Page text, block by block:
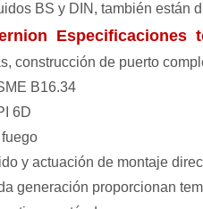
BS y DIN, también están
Especificaciones
construcción de puerto
B16.34
6D
y actuación de montaje
generación proporcionan